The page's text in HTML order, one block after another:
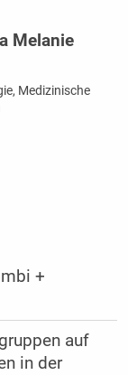
Melanie
Medizinische
+
auf
in der